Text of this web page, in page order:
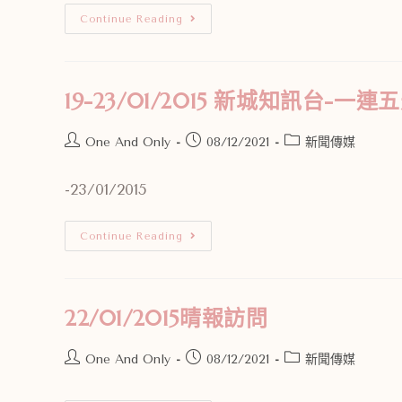
Continue Reading
19-23/01/2015 新城知訊台-一連
One And Only 08/12/2021 新聞傳媒
-23/01/2015
Continue Reading
22/01/2015晴報訪問
One And Only 08/12/2021 新聞傳媒